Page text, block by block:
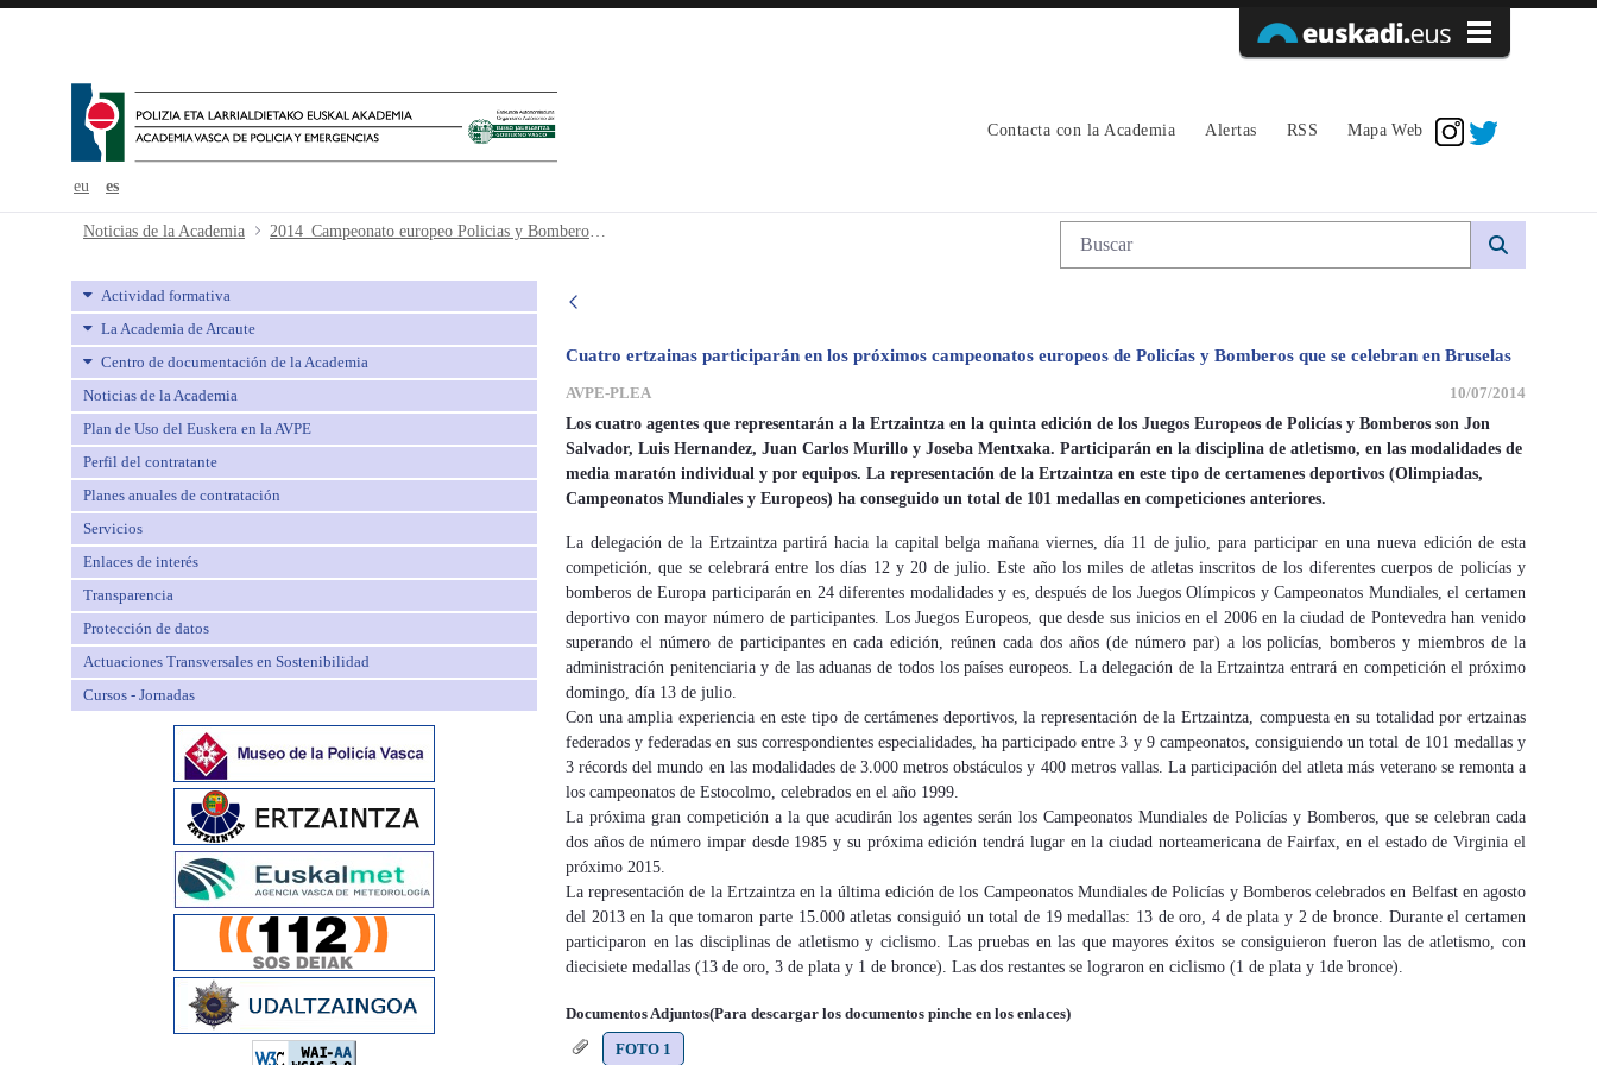
eu es
Contacta con la Academia Alertas RSS Mapa Web
2014_Campeonato europeo Policias y Bomberos -Bruselas - avpe
Noticias de la Academia 2014_Campeonato europeo Policias y Bomberos -Bruselas Búsqueda web
Actividad formativa
La Academia de Arcaute
Centro de documentación de la Academia
Noticias de la Academia
Plan de Uso del Euskera en la AVPE
Perfil del contratante
Planes anuales de contratación
Servicios
Enlaces de interés
Transparencia
Protección de datos
Actuaciones Transversales en Sostenibilidad
Cursos - Jornadas
Cuatro ertzainas participarán en los próximos campeonatos europeos de Policías y Bomberos que se celebran en Bruselas
AVPE-PLEA
10/07/2014
Los cuatro agentes que representarán a la Ertzaintza en la quinta edición de los Juegos Europeos de Policías y Bomberos son Jon
Salvador, Luis Hernandez, Juan Carlos Murillo y Joseba Mentxaka. Participarán en la disciplina de atletismo, en las modalidades de
media maratón individual y por equipos. La representación de la Ertzaintza en este tipo de certamenes deportivos (Olimpiadas,
Campeonatos Mundiales y Europeos) ha conseguido un total de 101 medallas en competiciones anteriores.
La delegación de la Ertzaintza partirá hacia la capital belga mañana viernes, día 11 de julio, para participar en una nueva edición de esta
competición, que se celebrará entre los días 12 y 20 de julio. Este año los miles de atletas inscritos de los diferentes cuerpos de policías y
bomberos de Europa participarán en 24 diferentes modalidades y es, después de los Juegos Olímpicos y Campeonatos Mundiales, el certamen
deportivo con mayor número de participantes. Los Juegos Europeos, que desde sus inicios en el 2006 en la ciudad de Pontevedra han venido
superando el número de participantes en cada edición, reúnen cada dos años (de número par) a los policías, bomberos y miembros de la
administración penitenciaria y de las aduanas de todos los países europeos. La delegación de la Ertzaintza entrará en competición el próximo
domingo, día 13 de julio.
Con una amplia experiencia en este tipo de certámenes deportivos, la representación de la Ertzaintza, compuesta en su totalidad por ertzainas
federados y federadas en sus correspondientes especialidades, ha participado entre 3 y 9 campeonatos, consiguiendo un total de 101 medallas y
3 récords del mundo en las modalidades de 3.000 metros obstáculos y 400 metros vallas. La participación del atleta más veterano se remonta a
los campeonatos de Estocolmo, celebrados en el año 1999.
La próxima gran competición a la que acudirán los agentes serán los Campeonatos Mundiales de Policías y Bomberos, que se celebran cada
dos años de número impar desde 1985 y su próxima edición tendrá lugar en la ciudad norteamericana de Fairfax, en el estado de Virginia el
próximo 2015.
La representación de la Ertzaintza en la última edición de los Campeonatos Mundiales de Policías y Bomberos celebrados en Belfast en agosto
del 2013 en la que tomaron parte 15.000 atletas consiguió un total de 19 medallas: 13 de oro, 4 de plata y 2 de bronce. Durante el certamen
participaron en las disciplinas de atletismo y ciclismo. Las pruebas en las que mayores éxitos se consiguieron fueron las de atletismo, con
diecisiete medallas (13 de oro, 3 de plata y 1 de bronce). Las dos restantes se lograron en ciclismo (1 de plata y 1de bronce).
Documentos Adjuntos(Para descargar los documentos pinche en los enlaces)
FOTO 1